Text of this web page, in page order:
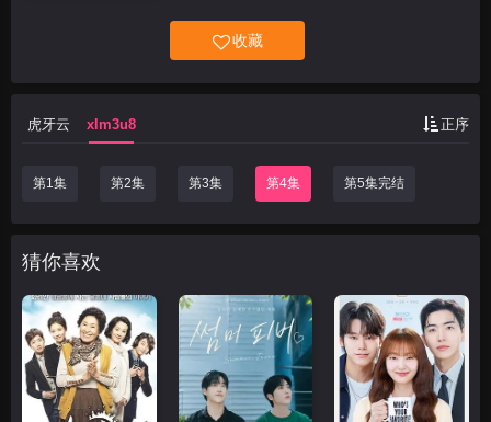
首童谣近年再度于年轻人中流行，但吟唱者
却接连遭遇离奇死亡。 occult杂志《尼斯
查连续离奇命
收藏
虎牙云 xlm3u8 正序
第1集 第2集 第3集 第4集 第5集完结
猜你喜欢